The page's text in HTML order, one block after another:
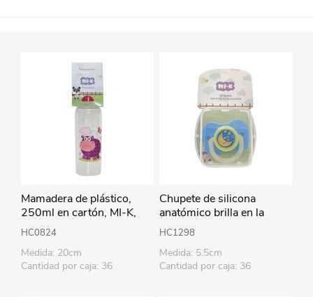
Mamadera de plástico,
250ml en cartón, MI-K,
varios diseños
HC0824
Medida: 20cm
Cantidad por caja: 36
Chupete de silicona
anatómico brilla en la
oscuridad, en estuche
esterilizador, en blister MI-
K, 2 colores
HC1298
Medida: 5.5cm
Cantidad por caja: 36